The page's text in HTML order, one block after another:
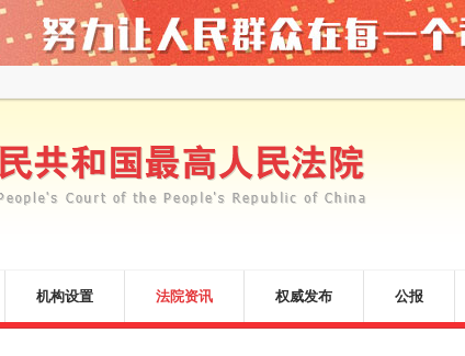
机构设置 法院资讯 权威发布 公报